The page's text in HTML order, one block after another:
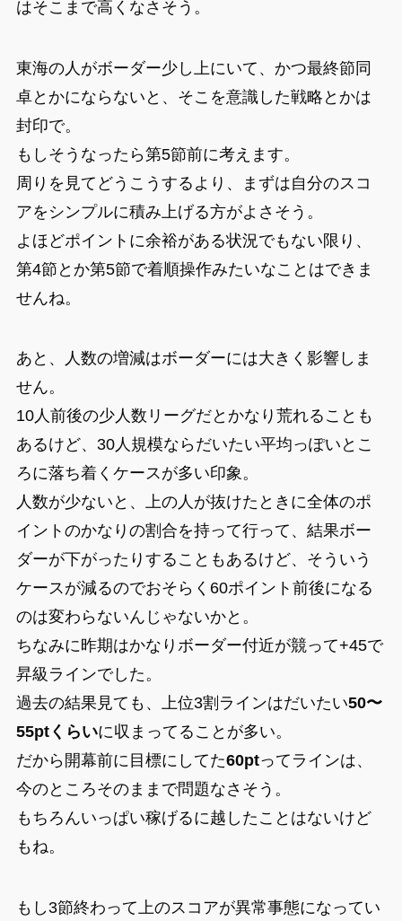
はそこまで高くなさそう。
東海の人がボーダー少し上にいて、かつ最終節同
卓とかにならないと、そこを意識した戦略とかは
封印で。
もしそうなったら第5節前に考えます。
周りを見てどうこうするより、まずは自分のスコ
アをシンプルに積み上げる方がよさそう。
よほどポイントに余裕がある状況でもない限り、
第4節とか第5節で着順操作みたいなことはできま
せんね。
あと、人数の増減はボーダーには大きく影響しま
せん。
10人前後の少人数リーグだとかなり荒れることも
あるけど、30人規模ならだいたい平均っぽいとこ
ろに落ち着くケースが多い印象。
人数が少ないと、上の人が抜けたときに全体のポ
イントのかなりの割合を持って行って、結果ボー
ダーが下がったりすることもあるけど、そういう
ケースが減るのでおそらく60ポイント前後になる
のは変わらないんじゃないかと。
ちなみに昨期はかなりボーダー付近が競って+45で
昇級ラインでした。
過去の結果見ても、上位3割ラインはだいたい50〜
55ptくらいに収まってることが多い。
だから開幕前に目標にしてた60ptってラインは、
今のところそのままで問題なさそう。
もちろんいっぱい稼げるに越したことはないけど
もね。
もし3節終わって上のスコアが異常事態になってい